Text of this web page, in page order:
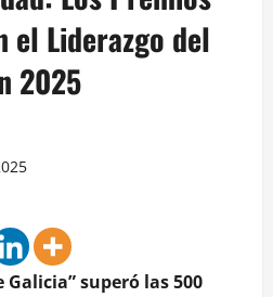
el Liderazgo del
2025
Galicia” superó las 500